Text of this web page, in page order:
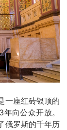
一座红砖银顶的
年向公众开放。
俄罗斯的千年历